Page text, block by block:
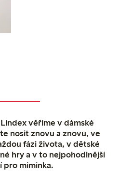
věříme v dámské
nosit znovu a znovu, ve
fázi života, v dětské
hry a v to nejpohodlnější
pro miminka.